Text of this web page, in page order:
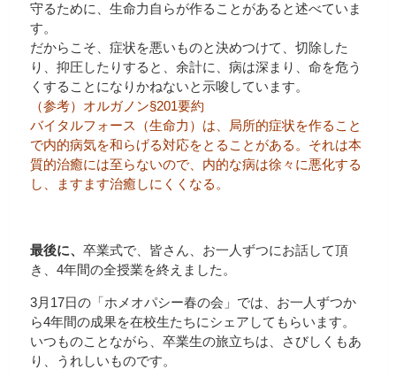
守るために、生命力自らが作ることがあると述べていま
す。
だからこそ、症状を悪いものと決めつけて、切除した
り、抑圧したりすると、余計に、病は深まり、命を危う
くすることになりかねないと示唆しています。
（参考）オルガノン§201要約
バイタルフォース（生命力）は、局所的症状を作ること
で内的病気を和らげる対応をとることがある。それは本
質的治癒には至らないので、内的な病は徐々に悪化する
し、ますます治癒しにくくなる。
最後に、 卒業式で、皆さん、お一人ずつにお話して頂
き、4年間の全授業を終えました。
3月17日の「ホメオパシー春の会」では、お一人ずつか
ら4年間の成果を在校生たちにシェアしてもらいます。
いつものことながら、卒業生の旅立ちは、さびしくもあ
り、うれしいものです。